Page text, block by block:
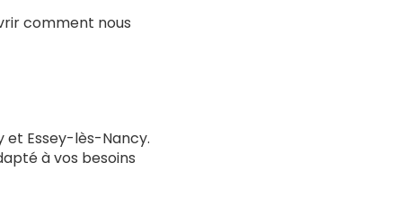
comment nous
et Essey-lès-Nancy.
à vos besoins